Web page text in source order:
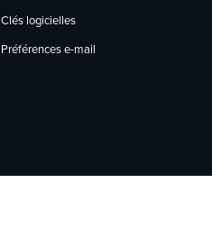
Clés logicielles
Préférences e-mail